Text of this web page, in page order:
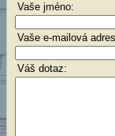
Vaše jméno:
Vaše e-mailová
Váš dotaz: